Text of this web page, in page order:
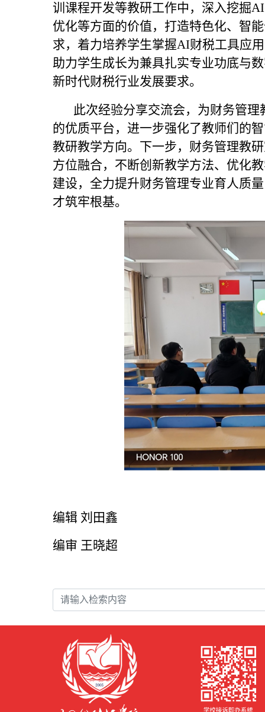
训课程开发等教研工作中，深入挖掘
优化等方面的价值，打造特色化、智
求，着力培养学生掌握AI财税工具应
助力学生成长为兼具扎实专业功底与
新时代财税行业发展要求。
此次经验分享交流会，为财务管理
的优质平台，进一步强化了教师们的
教研教学方向。下一步，财务管理教
方位融合，不断创新教学方法、优化
建设，全力提升财务管理专业育人质
才筑牢根基。
编辑 刘田鑫
编审 王晓超